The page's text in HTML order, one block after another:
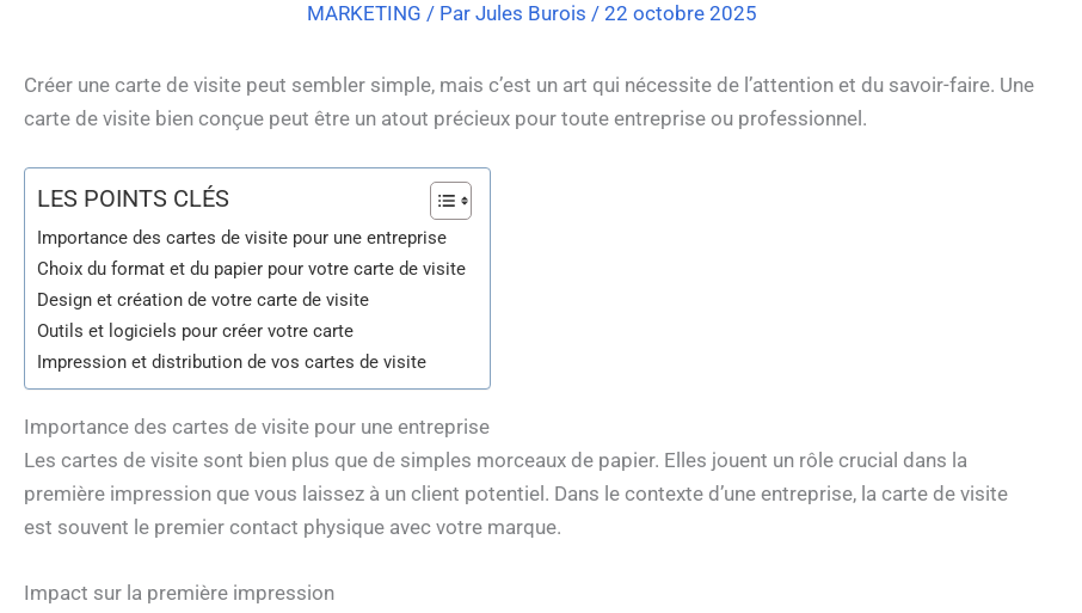
MARKETING / ParJules Burois/22 octobre 2025
Créer une carte de visite peut sembler simple, mais c’est un art qui nécessite de l’attention et du savoir-faire. Une
carte de visite bien conçue peut être un atout précieux pour toute entreprise ou professionnel.
LES POINTS CLÉS
Importance des cartes de visite pour une entreprise
Choix du format et du papier pour votre carte de visite
Design et création de votre carte de visite
Outils et logiciels pour créer votre carte
Impression et distribution de vos cartes de visite
Importance des cartes de visite pour une entreprise
Les cartes de visite sont bien plus que de simples morceaux de papier. Elles jouent un rôle crucial dans la
première impression que vous laissez à un client potentiel. Dans le contexte d’une entreprise, la carte de visite
est souvent le premier contact physique avec votre marque.
Impact sur la première impression